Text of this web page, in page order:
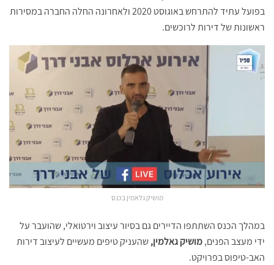
בפועל עתיד להתרחש באוגוסט 2020 ולאחרונה החלה החברה במסירות
ראשונות של דירות לרוכשים.
מושיק גלאמין בכנס
במהלך הכנס השתתפו הדיירים גם בסיור עיצוב וירטואלי, שהועבר על
ידי מעצב הפנים,מושיק גאלמין,שהעניק טיפים מעשיים לעיצוב דירות
האב-טיפוס בפרויקט.